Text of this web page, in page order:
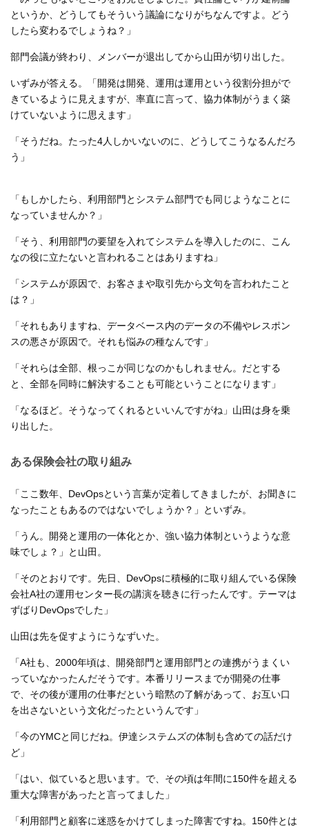
というか、どうしてもそういう議論になりがちなんですよ。どう
したら変わるでしょうね？」
部門会議が終わり、メンバーが退出してから山田が切り出した。
いずみが答える。「開発は開発、運用は運用という役割分担がで
きているように見えますが、率直に言って、協力体制がうまく築
けていないように思えます」
「そうだね。たった4人しかいないのに、どうしてこうなるんだろ
う」
「もしかしたら、利用部門とシステム部門でも同じようなことに
なっていませんか？」
「そう、利用部門の要望を入れてシステムを導入したのに、こん
なの役に立たないと言われることはありますね」
「システムが原因で、お客さまや取引先から文句を言われたこと
は？」
「それもありますね、データベース内のデータの不備やレスポン
スの悪さが原因で。それも悩みの種なんです」
「それらは全部、根っこが同じなのかもしれません。だとする
と、全部を同時に解決することも可能ということになります」
「なるほど。そうなってくれるといいんですがね」山田は身を乗
り出した。
ある保険会社の取り組み
「ここ数年、DevOpsという言葉が定着してきましたが、お聞きに
なったこともあるのではないでしょうか？」といずみ。
「うん。開発と運用の一体化とか、強い協力体制というような意
味でしょ？」と山田。
「そのとおりです。先日、DevOpsに積極的に取り組んでいる保険
会社A社の運用センター長の講演を聴きに行ったんです。テーマは
ずばりDevOpsでした」
山田は先を促すようにうなずいた。
「A社も、2000年頃は、開発部門と運用部門との連携がうまくい
っていなかったんだそうです。本番リリースまでが開発の仕事
で、その後が運用の仕事だという暗黙の了解があって、お互い口
を出さないという文化だったというんです」
「今のYMCと同じだね。伊達システムズの体制も含めての話だけ
ど」
「はい、似ていると思います。で、その頃は年間に150件を超える
重大な障害があったと言ってました」
「利用部門と顧客に迷惑をかけてしまった障害ですね。150件とは